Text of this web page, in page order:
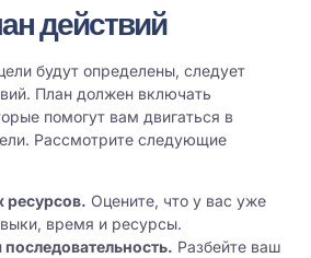
действий
будут определены, следует
План должен включать
помогут вам двигаться в
Рассмотрите следующие
ресурсов. Оцените, что у вас уже
время и ресурсы.
последовательность. Разбейте ваш